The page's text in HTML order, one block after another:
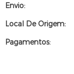
Envio:
Local De Origem:
Pagamentos: